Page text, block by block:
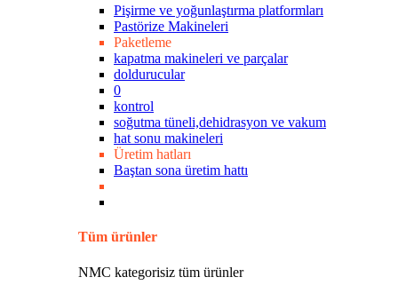
Pişirme ve yoğunlaştırma platformları
Pastörize Makineleri
Paketleme
kapatma makineleri ve parçalar
doldurucular
0
kontrol
soğutma tüneli,dehidrasyon ve vakum
hat sonu makineleri
Üretim hatları
Baştan sona üretim hattı
Tüm ürünler
NMC kategorisiz tüm ürünler